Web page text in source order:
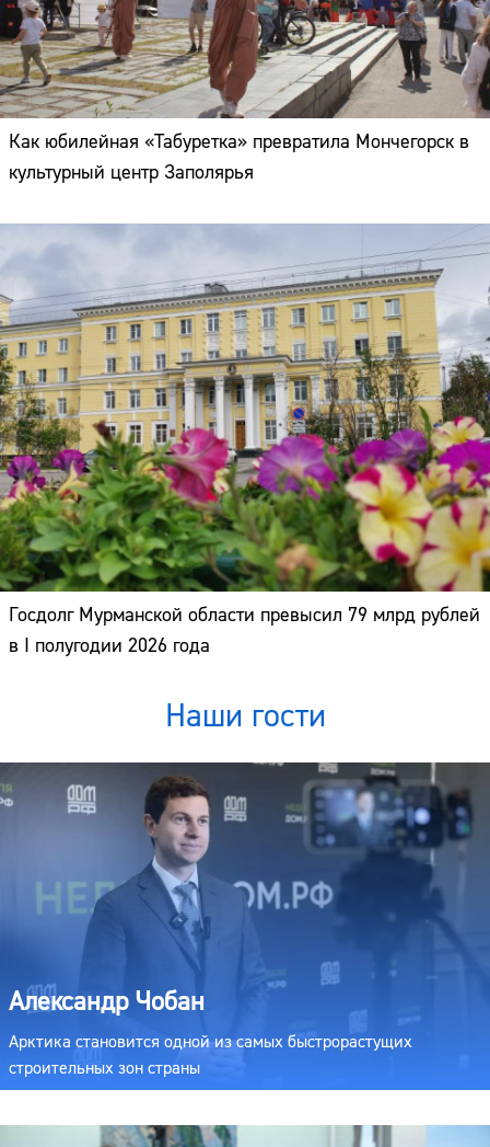
Как юбилейная «Табуретка» превратила Мончегорск в
культурный центр Заполярья
Госдолг Мурманской области превысил 79 млрд рублей
в I полугодии 2026 года
Наши гости
Александр Чобан
Арктика становится одной из самых быстрорастущих
строительных зон страны